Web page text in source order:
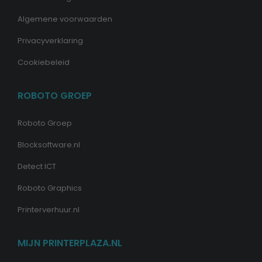
Algemene voorwaarden
Privacyverklaring
Cookiebeleid
ROBOTO GROEP
Roboto Groep
Blocksoftware.nl
Detect ICT
Roboto Graphics
Printerverhuur.nl
MIJN PRINTERPLAZA.NL